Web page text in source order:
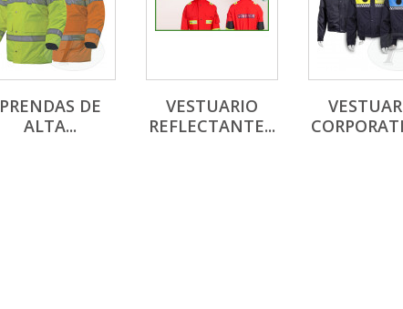
PRENDAS DE
ALTA...
VESTUARIO
REFLECTANTE...